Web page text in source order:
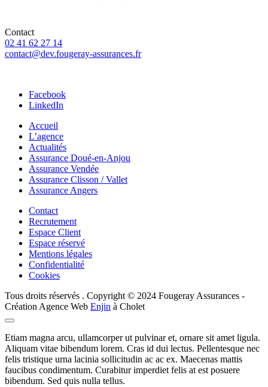
Contact
02 41 62 27 14
contact@dev.fougeray-assurances.fr
Facebook
LinkedIn
Accueil
L’agence
Actualités
Assurance Doué-en-Anjou
Assurance Vendée
Assurance Clisson / Vallet
Assurance Angers
Contact
Recrutement
Espace Client
Espace réservé
Mentions légales
Confidentialité
Cookies
Tous droits réservés . Copyright © 2024 Fougeray Assurances -
Création Agence Web Enjin à Cholet
Etiam magna arcu, ullamcorper ut pulvinar et, ornare sit amet ligula.
Aliquam vitae bibendum lorem. Cras id dui lectus. Pellentesque nec
felis tristique urna lacinia sollicitudin ac ac ex. Maecenas mattis
faucibus condimentum. Curabitur imperdiet felis at est posuere
bibendum. Sed quis nulla tellus.